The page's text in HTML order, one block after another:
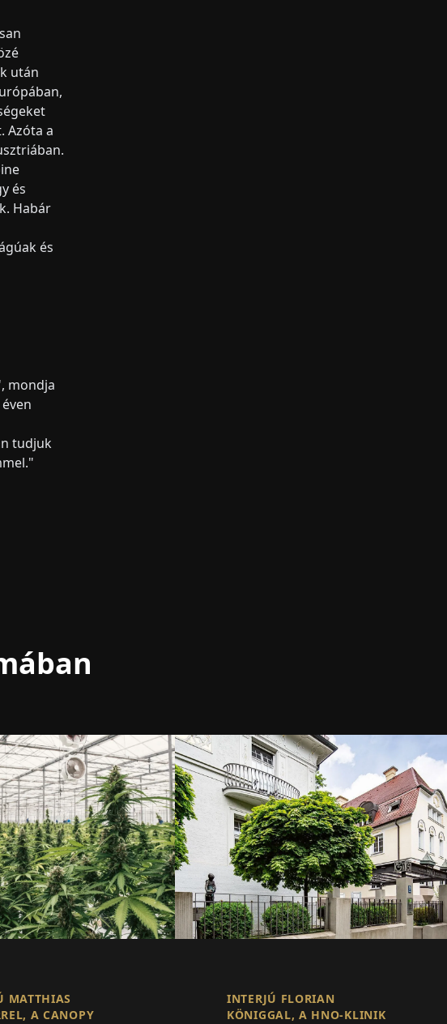
után
Azóta a
és
Habár
és
mondja
tudjuk
MATTHIAS
A CANOPY
INTERJÚ FLORIAN
KÖNIGGAL, A HNO-KLINIK